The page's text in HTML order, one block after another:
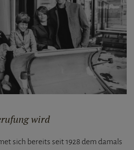
wird
sich bereits seit 1928 dem damals